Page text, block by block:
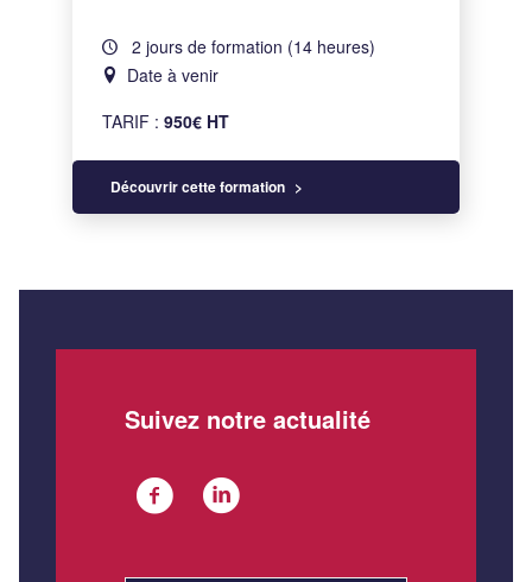
2 jours de formation (14 heures)
Date à venir
TARIF :950€ HT
Découvrir cette formation
Suivez notre actualité